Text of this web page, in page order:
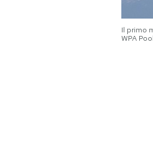
Il primo
WPA